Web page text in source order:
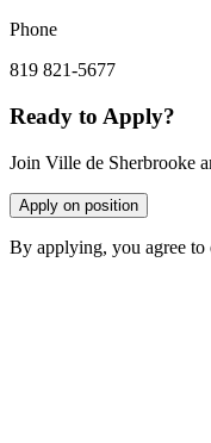
Phone
819 821-5677
Ready to Apply?
Join Ville de Sherbrooke
Apply on position
By applying, you agree to